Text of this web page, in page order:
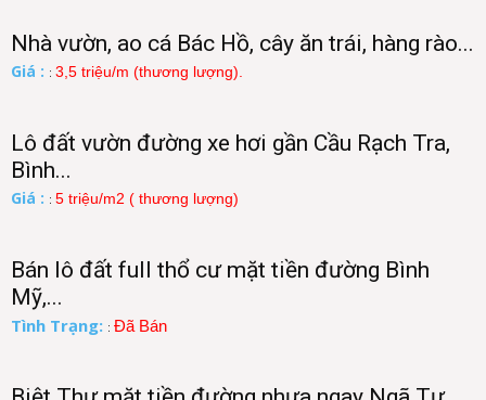
Nhà vườn, ao cá Bác Hồ, cây ăn trái, hàng rào...
Giá : : 3,5 triệu/m (thương lượng).
Lô đất vườn đường xe hơi gần Cầu Rạch Tra,
Bình...
Giá : : 5 triệu/m2 ( thương lượng)
Bán lô đất full thổ cư mặt tiền đường Bình
Mỹ,...
Tình Trạng: : Đã Bán